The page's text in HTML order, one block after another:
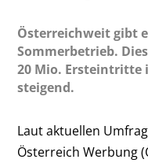
Österreichweit gibt
Sommerbetrieb.
20 Mio. Ersteintritte
steigend.
Laut aktuellen
Österreich Werbung